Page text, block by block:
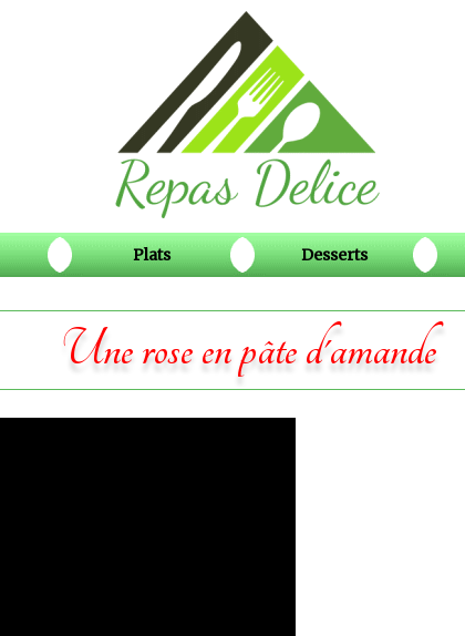
Plats Desserts
Une rose en pâte d'amande